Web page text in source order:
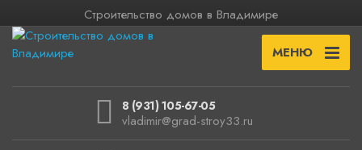
Строительство домов в Владимире
МЕНЮ
8 (931) 105-67-05
vladimir@grad-stroy33.ru